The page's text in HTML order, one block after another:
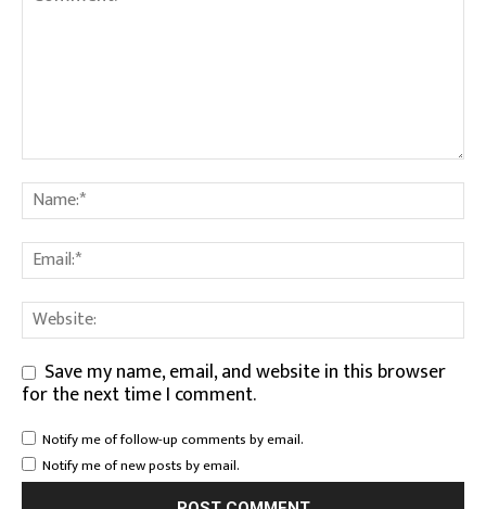
Save my name, email, and website in this browser
for the next time I comment.
Notify me of follow-up comments by email.
Notify me of new posts by email.